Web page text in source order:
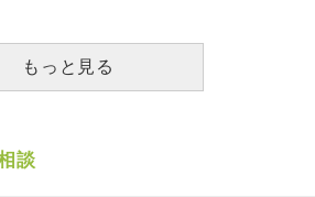
ければ、と思っていた過去がありま
うワードを今私に言うことがすごい
『お父さんがいいって言ったんだけ
もっと見る
談